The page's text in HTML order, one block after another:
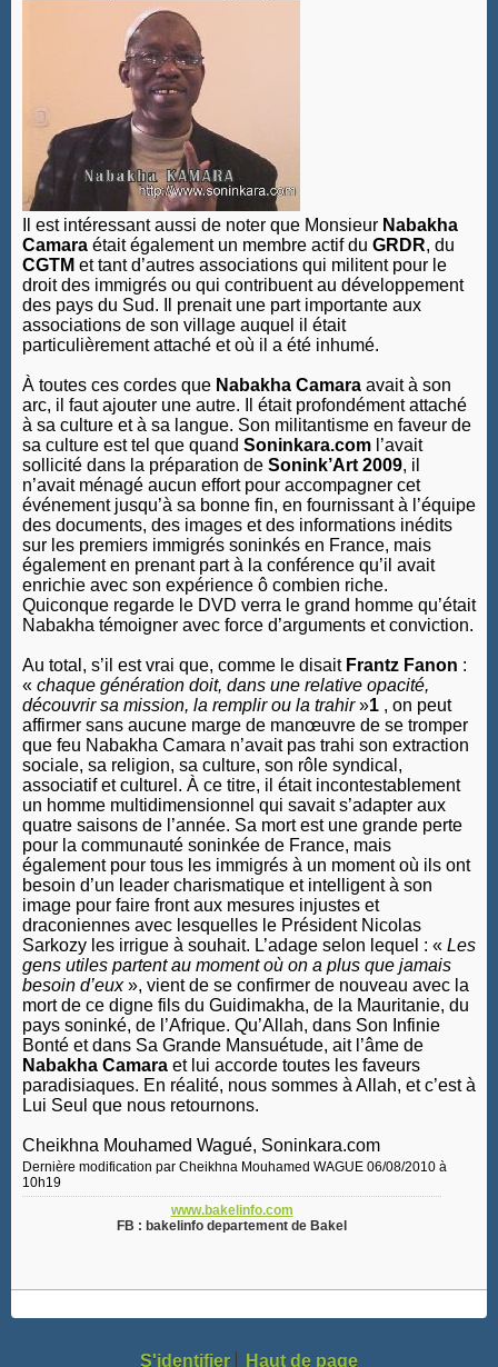
Il est intéressant aussi de noter que Monsieur Nabakha
Camara était également un membre actif du GRDR, du
CGTM et tant d’autres associations qui militent pour le
droit des immigrés ou qui contribuent au développement
des pays du Sud. Il prenait une part importante aux
associations de son village auquel il était
particulièrement attaché et où il a été inhumé.
À toutes ces cordes que Nabakha Camara avait à son
arc, il faut ajouter une autre. Il était profondément attaché
à sa culture et à sa langue. Son militantisme en faveur de
sa culture est tel que quand Soninkara.com l’avait
sollicité dans la préparation de Sonink’Art 2009, il
n’avait ménagé aucun effort pour accompagner cet
événement jusqu’à sa bonne fin, en fournissant à l’équipe
des documents, des images et des informations inédits
sur les premiers immigrés soninkés en France, mais
également en prenant part à la conférence qu’il avait
enrichie avec son expérience ô combien riche.
Quiconque regarde le DVD verra le grand homme qu’était
Nabakha témoigner avec force d’arguments et conviction.
Au total, s’il est vrai que, comme le disait Frantz Fanon :
« chaque génération doit, dans une relative opacité,
découvrir sa mission, la remplir ou la trahir»1 , on peut
affirmer sans aucune marge de manœuvre de se tromper
que feu Nabakha Camara n’avait pas trahi son extraction
sociale, sa religion, sa culture, son rôle syndical,
associatif et culturel. À ce titre, il était incontestablement
un homme multidimensionnel qui savait s’adapter aux
quatre saisons de l’année. Sa mort est une grande perte
pour la communauté soninkée de France, mais
également pour tous les immigrés à un moment où ils ont
besoin d’un leader charismatique et intelligent à son
image pour faire front aux mesures injustes et
draconiennes avec lesquelles le Président Nicolas
Sarkozy les irrigue à souhait. L’adage selon lequel : « Les
gens utiles partent au moment où on a plus que jamais
besoin d’eux», vient de se confirmer de nouveau avec la
mort de ce digne fils du Guidimakha, de la Mauritanie, du
pays soninké, de l’Afrique. Qu’Allah, dans Son Infinie
Bonté et dans Sa Grande Mansuétude, ait l’âme de
Nabakha Camara et lui accorde toutes les faveurs
paradisiaques. En réalité, nous sommes à Allah, et c’est à
Lui Seul que nous retournons.
Cheikhna Mouhamed Wagué, Soninkara.com
Dernière modification par Cheikhna Mouhamed WAGUE 06/08/2010 à
10h19
www.bakelinfo.com
FB : bakelinfo departement de Bakel
S'identifier Haut de page